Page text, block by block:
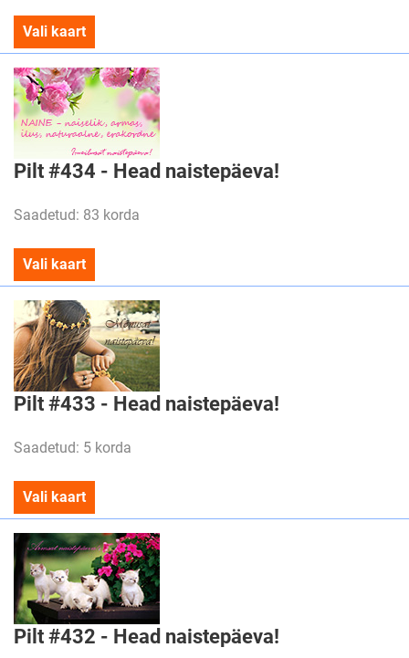
Vali kaart
Pilt #434 - Head naistepäeva!
Saadetud: 83 korda
Vali kaart
Pilt #433 - Head naistepäeva!
Saadetud: 5 korda
Vali kaart
Pilt #432 - Head naistepäeva!